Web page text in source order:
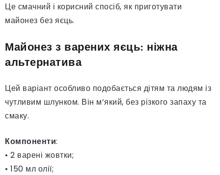
Це смачний і корисний спосіб, як приготувати
майонез без яєць.
Майонез з варених яєць: ніжна
альтернатива
Цей варіант особливо подобається дітям та людям із
чутливим шлунком. Він м’який, без різкого запаху та
смаку.
Компоненти:
• 2 варені жовтки;
• 150 мл олії;